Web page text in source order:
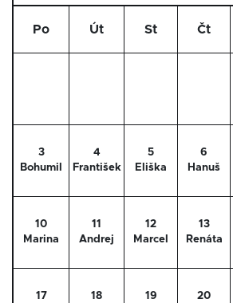
Po Út St Čt
3
Bohumil
4
František
5
Eliška
6
Hanuš
10
Marina
11
Andrej
12
Marcel
13
Renáta
17
18
19
20